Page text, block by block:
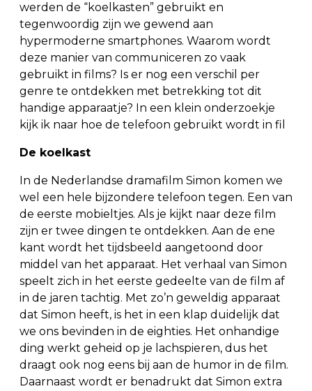
werden de “koelkasten” gebruikt en
tegenwoordig zijn we gewend aan
hypermoderne smartphones. Waarom wordt
deze manier van communiceren zo vaak
gebruikt in films? Is er nog een verschil per
genre te ontdekken met betrekking tot dit
handige apparaatje? In een klein onderzoekje
kijk ik naar hoe de telefoon gebruikt wordt in fil
De koelkast
In de Nederlandse dramafilm Simon komen we
wel een hele bijzondere telefoon tegen. Een van
de eerste mobieltjes. Als je kijkt naar deze film
zijn er twee dingen te ontdekken. Aan de ene
kant wordt het tijdsbeeld aangetoond door
middel van het apparaat. Het verhaal van Simon
speelt zich in het eerste gedeelte van de film af
in de jaren tachtig. Met zo’n geweldig apparaat
dat Simon heeft, is het in een klap duidelijk dat
we ons bevinden in de eighties. Het onhandige
ding werkt geheid op je lachspieren, dus het
draagt ook nog eens bij aan de humor in de film.
Daarnaast wordt er benadrukt dat Simon extra